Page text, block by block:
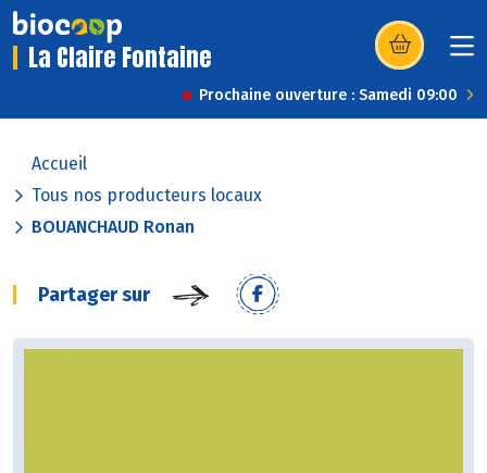
La Claire Fontaine (s’ouvre dans
Prochaine ouverture : Samedi 09:00
Accueil
Tous nos producteurs locaux
BOUANCHAUD Ronan
Partager sur